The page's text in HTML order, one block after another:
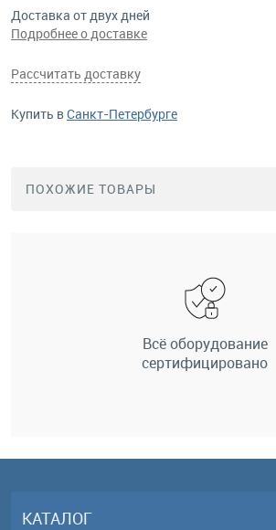
Доставка от двух дней
Подробнее о доставке
Рассчитать доставку
Купить вСанкт-Петербурге
ПОХОЖИЕ ТОВАРЫ
Всё оборудование
сертифицировано
КАТАЛОГ